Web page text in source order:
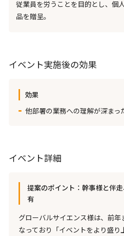
従業員を労うことを目的とし、個
品を贈呈。
イベント実施後の効果
効果
他部署の業務への理解が深まっ
イベント詳細
提案のポイント：幹事様と伴
有
グローバルサイエンス様は、前
なっており「イベントをより盛